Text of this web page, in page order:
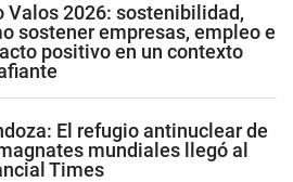
Valos 2026: sostenibilidad,
sostener empresas, empleo e
positivo en un contexto
El refugio antinuclear de
mundiales llegó al
Times